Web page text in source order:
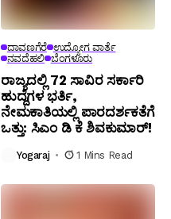
ದಾವಣಗೆರೆ ಉದ್ಯೋಗ ವಾರ್ತೆ
ನವದೆಹಲಿ ಬೆಂಗಳೂರು
ರಾಜ್ಯದಲ್ಲಿ 72 ಸಾವಿರ ಸರ್ಕಾರಿ
ಹುದ್ದೆಗಳ ಭರ್ತಿ,
ನೇಮಕಾತಿಯಲ್ಲಿ ಪಾರದರ್ಶಕತೆಗೆ
ಒತ್ತು: ಸಿಎಂ ಡಿ ಕೆ ಶಿವಕುಮಾರ್!
Yogaraj 1 Mins Read